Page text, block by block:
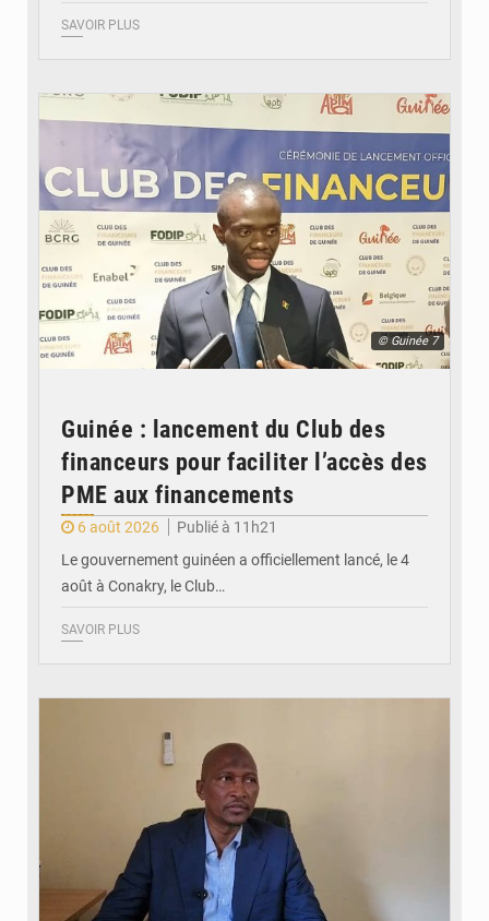
SAVOIR PLUS
© Guinée 7
Guinée : lancement du Club des
financeurs pour faciliter l’accès des
PME aux financements
6 août 2026
Publié à 11h21
Le gouvernement guinéen a officiellement lancé, le 4
août à Conakry, le Club…
SAVOIR PLUS